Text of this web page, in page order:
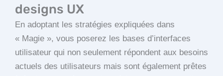
designs UX
En adoptant les stratégies expliquées dans
« Magie », vous poserez les bases d’interfaces
utilisateur qui non seulement répondent aux besoins
actuels des utilisateurs mais sont également prêtes